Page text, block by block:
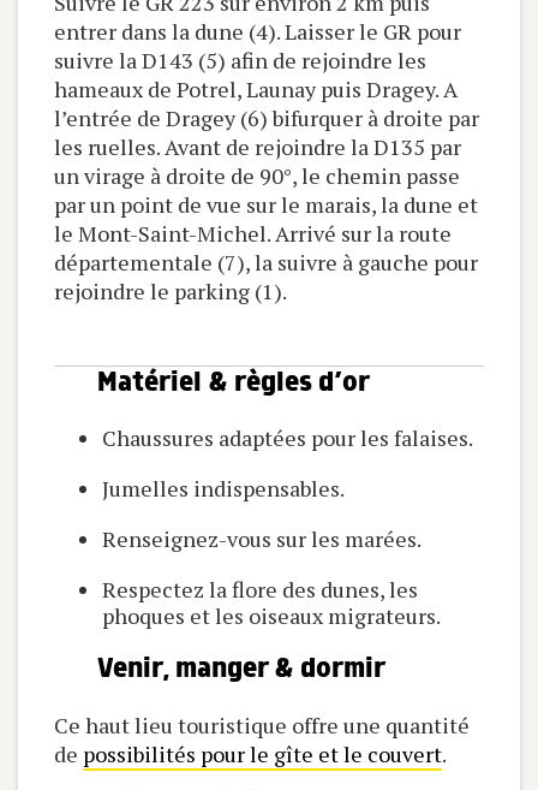
entrer dans la dune (4). Laisser le GR pour
suivre la D143 (5) afin de rejoindre les
hameaux de Potrel, Launay puis Dragey. A
l’entrée de Dragey (6) bifurquer à droite par
les ruelles. Avant de rejoindre la D135 par
un virage à droite de 90°, le chemin passe
par un point de vue sur le marais, la dune et
le Mont-Saint-Michel. Arrivé sur la route
départementale (7), la suivre à gauche pour
rejoindre le parking (1).
Matériel & règles d’or
Chaussures adaptées pour les falaises.
Jumelles indispensables.
Renseignez-vous sur les marées.
Respectez la flore des dunes, les
phoques et les oiseaux migrateurs.
Venir, manger & dormir
Ce haut lieu touristique offre une quantité
de possibilités pour le gîte et le couvert.